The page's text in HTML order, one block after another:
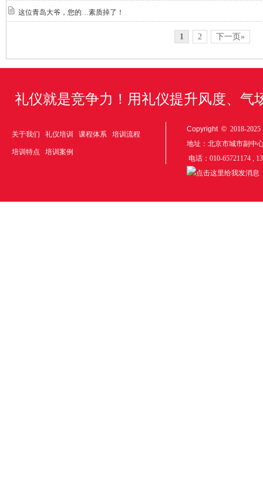
这位青岛大爷，您的…素质掉了！
1 2 下一页»
礼仪就是竞争力！用礼仪提升风度、气
关于我们 礼仪培训 课程体系 培训流程
培训特点 培训案例
Copyright © 2018-
地址：北京市城市副中
电话：010-65721174 ,